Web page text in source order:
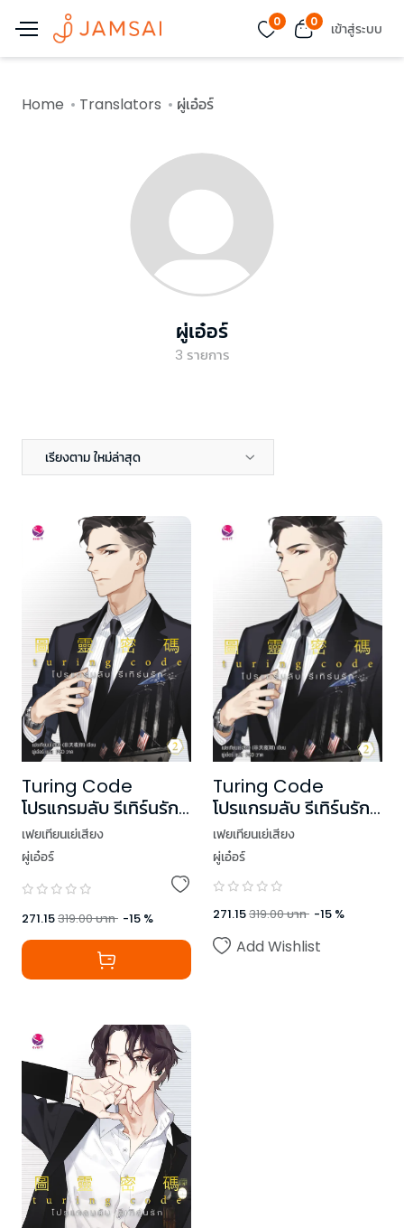
0 0 เข้าสู่ระบบ
Home Translators ผู่เอ๋อร์
ผู่เอ๋อร์
3 รายการ
เรียงตาม ใหม่ล่าสุด
Turing Code
โปรแกรมลับ รีเทิร์นรัก
2
เฟยเทียนเย่เสียง
ผู่เอ๋อร์
271.15319.00บาท -15 %
Turing Code
โปรแกรมลับ รีเทิร์นรัก
เล่ม 2 (ฉบับปรับปรุง
เนื้อหา)
เฟยเทียนเย่เสียง
ผู่เอ๋อร์
271.15319.00บาท -15 %
Add Wishlist